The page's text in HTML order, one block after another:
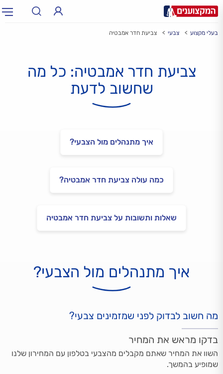
תל אביב, חיפה…
בעלי מקצוע צבעי צביעת חדר אמבטיה
צביעת חדר אמבטיה: כל מה
שחשוב לדעת
איך מתנהלים מול הצבעי?
כמה עולה צביעת חדר אמבטיה?
שאלות ותשובות על צביעת חדר אמבטיה
איך מתנהלים מול הצבעי?
מה חשוב לבדוק לפני שמזמינים צבעי?
בדקו מראש את המחיר
השוו את המחיר שאתם מקבלים מהצבעי בטלפון עם המחירון שלנו
שמופיע בהמשך.